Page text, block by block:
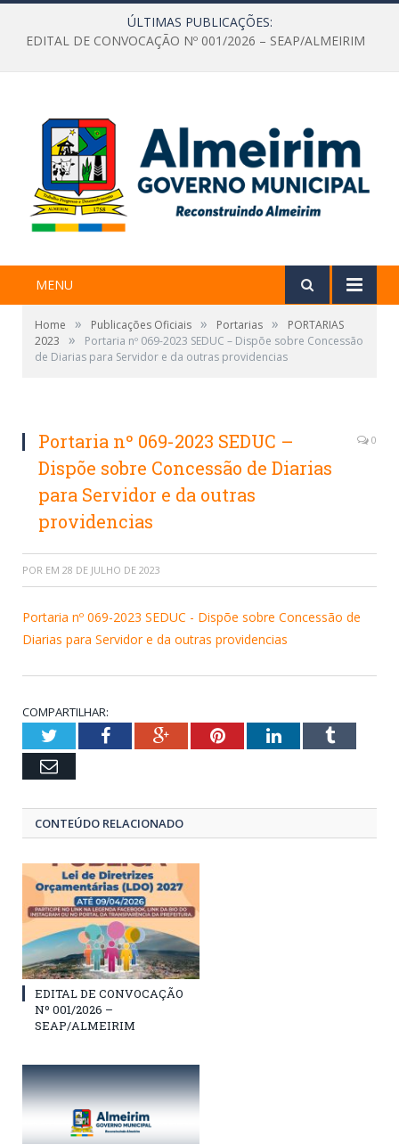
ÚLTIMAS PUBLICAÇÕES:
EDITAL DE CONVOCAÇÃO Nº 001/2026 – SEAP/ALMEIRIM
MENU
Home » Publicações Oficiais » Portarias »
PORTARIAS
2023
»
Portaria nº 069-2023 SEDUC – Dispõe sobre Concessão
de Diarias para Servidor e da outras providencias
Portaria nº 069-2023 SEDUC –
Dispõe sobre Concessão de Diarias
para Servidor e da outras
providencias
0
POR EM 28 DE JULHO DE 2023
Portaria nº 069-2023 SEDUC - Dispõe sobre Concessão de
Diarias para Servidor e da outras providencias
COMPARTILHAR:
TwitterFacebookGoogle+PinterestLinkedInTumblr
Email
CONTEÚDO RELACIONADO
EDITAL DE CONVOCAÇÃO
Nº 001/2026 –
SEAP/ALMEIRIM